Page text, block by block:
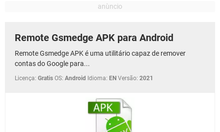
Remote Gsmedge APK para Android
Remote Gsmedge APK é uma utilitário capaz de remover
contas do Google para...
Licença: Gratis OS: Android Idioma: EN Versão: 2021